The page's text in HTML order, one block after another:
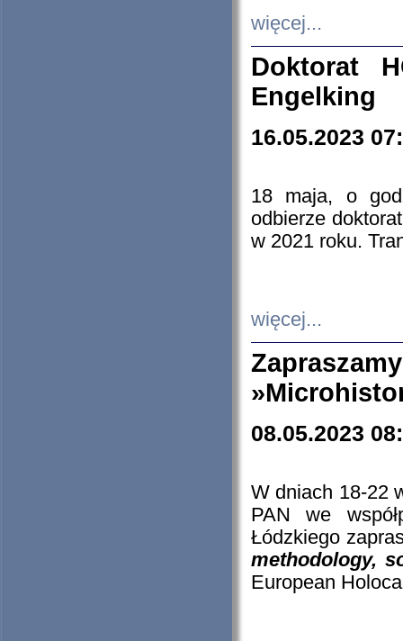
więcej...
Doktorat
Engelking
16.05.2023
18 maja, o
odbierze
w 2021 roku.
więcej...
08.05.2023
W dniach 18-22
PAN we
Łódzkiego
methodology,
European